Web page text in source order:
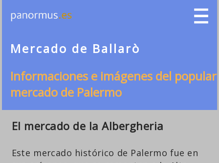
Mercado de Ballarò
Informaciones e imágenes del popular
mercado de Palermo
El mercado de la Albergheria
Este mercado histórico de Palermo fue en